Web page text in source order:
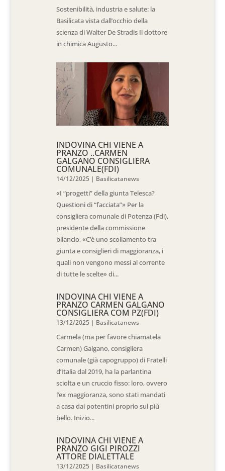
Sostenibilità, industria e salute: la
Basilicata vista dall’occhio della
scienza di Walter De Stradis Il dottore
in chimica Augusto...
INDOVINA CHI VIENE A
PRANZO ..CARMEN
GALGANO CONSIGLIERA
COMUNALE(FDI)
14/12/2025 | Basilicatanews
«I “progetti” della giunta Telesca?
Questioni di “facciata”» Per la
consigliera comunale di Potenza (Fdi),
presidente della commissione
bilancio, «C’è uno scollamento tra
giunta e consiglieri di maggioranza, i
quali non vengono messi al corrente
di tutte le scelte» di...
INDOVINA CHI VIENE A
PRANZO CARMEN GALGANO
CONSIGLIERA COM PZ(FDI)
13/12/2025 | Basilicatanews
Carmela (ma per favore chiamatela
Carmen) Galgano, consigliera
comunale (già capogruppo) di Fratelli
d’Italia dal 2019, ha la parlantina
sciolta e un cruccio fisso: loro, ovvero
l’ex maggioranza, sono stati mandati
a casa dai potentini proprio sul più
bello. Inizio...
INDOVINA CHI VIENE A
PRANZO GIGI PIROZZI
ATTORE DIALETTALE
13/12/2025 | Basilicatanews